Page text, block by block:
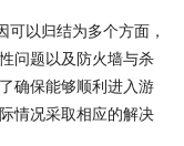
以归结为多个方面，
问题以及防火墙与杀
确保能够顺利进入游
情况采取相应的解决